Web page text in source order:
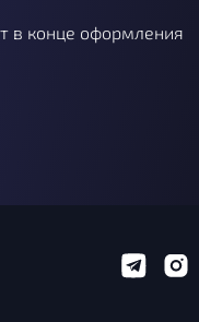
в конце оформления